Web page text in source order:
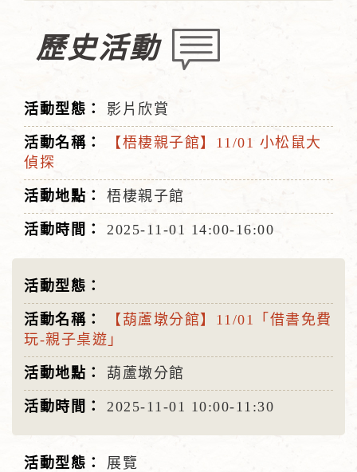
歷史活動
影片欣賞
【梧棲親子館】11/01 小松鼠大
偵探
梧棲親子館
2025-11-01 14:00-16:00
【葫蘆墩分館】11/01「借書免費
玩-親子桌遊」
葫蘆墩分館
2025-11-01 10:00-11:30
展覽